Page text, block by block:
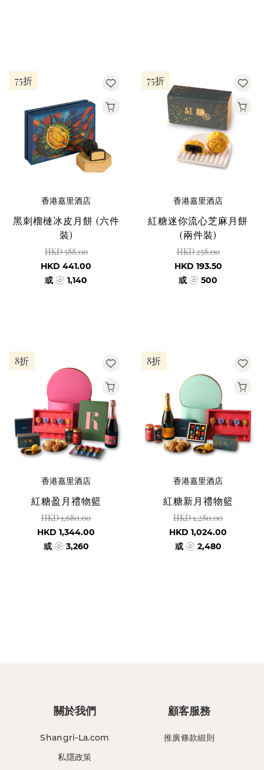
75折
香港嘉里酒店
黑刺榴槤冰皮月餅 (六件
裝)
HKD 588.00
HKD 441.00
或
1,140
75折
香港嘉里酒店
紅糖迷你流心芝麻月餅
(兩件裝)
HKD 258.00
HKD 193.50
或
500
8折
香港嘉里酒店
紅糖盈月禮物籃
HKD 1,680.00
HKD 1,344.00
或
3,260
8折
香港嘉里酒店
紅糖新月禮物籃
HKD 1,280.00
HKD 1,024.00
或
2,480
關於我們
Shangri-La.com
私隱政策
顧客服務
推廣條款細則